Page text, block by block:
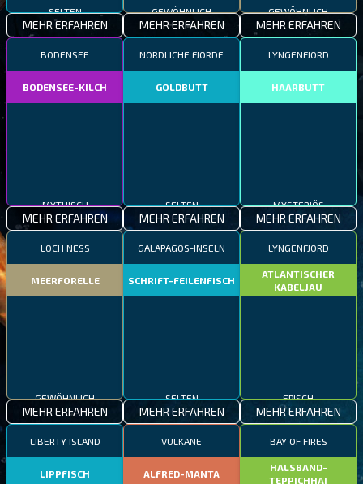
SELTEN
MEHR ERFAHREN
GEWÖHNLICH
MEHR ERFAHREN
GEWÖHNLICH
MEHR ERFAHREN
BODENSEE
BODENSEE-KILCH
MYTHISCH
MEHR ERFAHREN
NÖRDLICHE FJORDE
GOLDBUTT
SELTEN
MEHR ERFAHREN
LYNGENFJORD
HAARBUTT
MYSTERIÖS
MEHR ERFAHREN
LOCH NESS
MEERFORELLE
GEWÖHNLICH
MEHR ERFAHREN
GALAPAGOS-INSELN
SCHRIFT-FEILENFISCH
SELTEN
MEHR ERFAHREN
LYNGENFJORD
ATLANTISCHER
KABELJAU
EPISCH
MEHR ERFAHREN
LIBERTY ISLAND
LIPPFISCH
VULKANE
ALFRED-MANTA
BAY OF FIRES
HALSBAND-
TEPPICHHAI